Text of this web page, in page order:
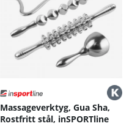
Massageverktyg, Gua Sha,
Rostfritt stål, inSPORTline